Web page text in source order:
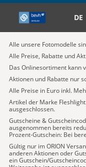
DE
Alle unsere Fotomodelle
Alle Preise, Rabatte und
Das Onlinesortiment kann
Aktionen und Rabatte nur
Alle Preise in Euro inkl.
Artikel der Marke
ausgeschlossen.
Gutscheine &
ausgenommen bereits
Prozent-Gutschein: Bei
Gültig nur im ORION
anderen Aktionen oder
ein Gutschein/